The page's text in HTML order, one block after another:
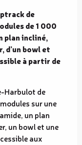
de
de 1 000
plan incliné,
d’un bowl et
à partir de
Harbulot de
sur une
un plan
un bowl et une
aux